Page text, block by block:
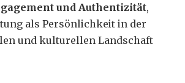
und Authentizität,
als Persönlichkeit in der
und kulturellen Landschaft